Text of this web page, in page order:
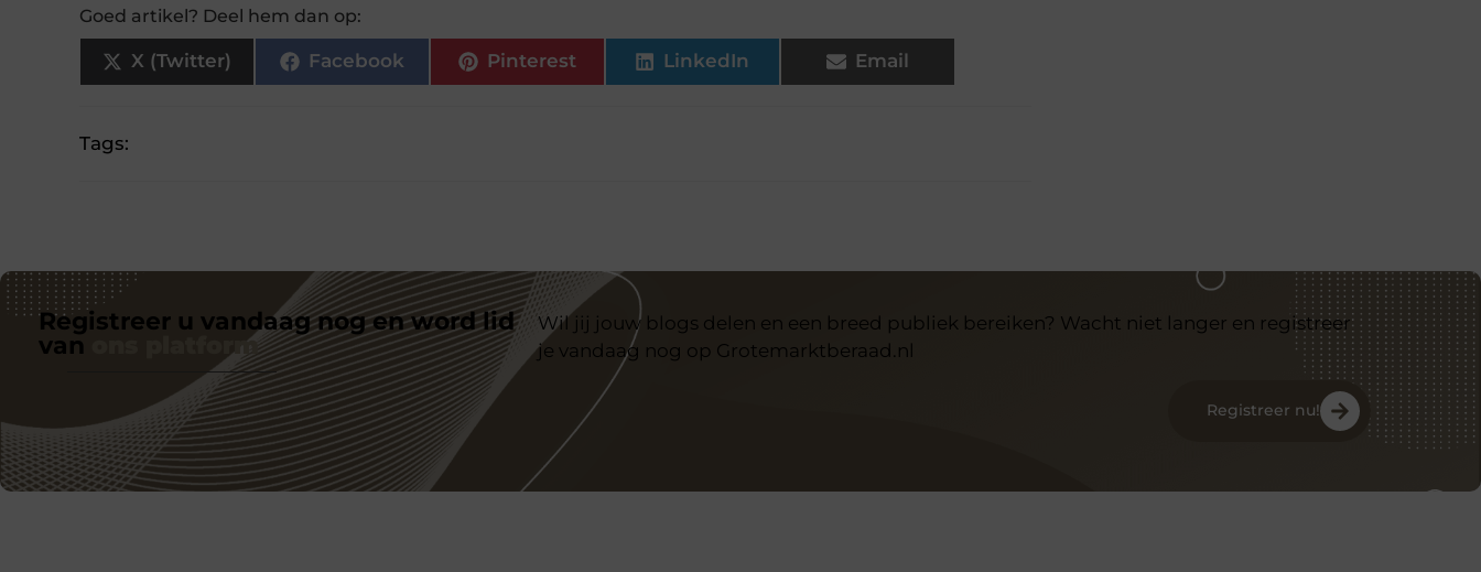
Goed artikel? Deel hem dan op:
X (Twitter) Facebook Pinterest LinkedIn Email
Tags:
Registreer u vandaag nog en word lid
van
ons platform
Wil jij jouw blogs delen en een breed publiek bereiken? Wacht niet langer en registreer
je vandaag nog op Grotemarktberaad.nl
Registreer nu!